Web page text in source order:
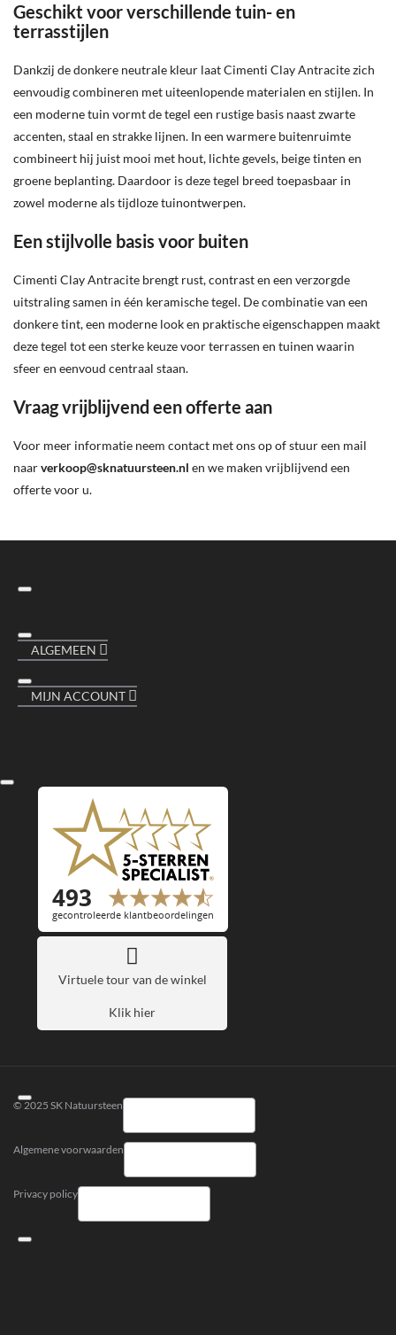
Geschikt voor verschillende tuin- en
terrasstijlen
Dankzij de donkere neutrale kleur laat Cimenti Clay Antracite zich
eenvoudig combineren met uiteenlopende materialen en stijlen. In
een moderne tuin vormt de tegel een rustige basis naast zwarte
accenten, staal en strakke lijnen. In een warmere buitenruimte
combineert hij juist mooi met hout, lichte gevels, beige tinten en
groene beplanting. Daardoor is deze tegel breed toepasbaar in
zowel moderne als tijdloze tuinontwerpen.
Een stijlvolle basis voor buiten
Cimenti Clay Antracite brengt rust, contrast en een verzorgde
uitstraling samen in één keramische tegel. De combinatie van een
donkere tint, een moderne look en praktische eigenschappen maakt
deze tegel tot een sterke keuze voor terrassen en tuinen waarin
sfeer en eenvoud centraal staan.
Vraag vrijblijvend een offerte aan
Voor meer informatie neem contact met ons op of stuur een mail
naarverkoop@sknatuursteen.nl en we maken vrijblijvend een
offerte voor u.
ALGEMEEN
MIJN ACCOUNT
Virtuele tour van de winkel
Klik hier
© 2025 SK Natuursteen
Algemene voorwaarden
Privacy policy